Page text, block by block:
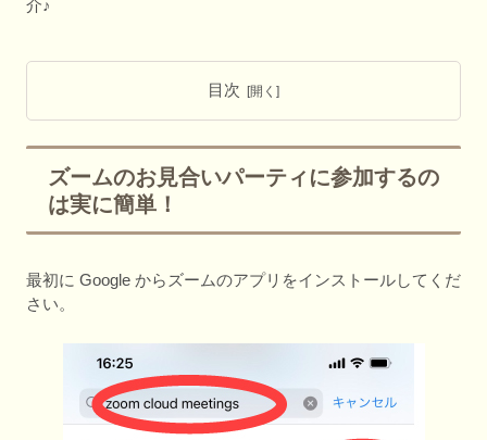
介♪
目次
ズームのお見合いパーティに参加するの
は実に簡単！
最初に Google からズームのアプリをインストールしてくだ
さい。